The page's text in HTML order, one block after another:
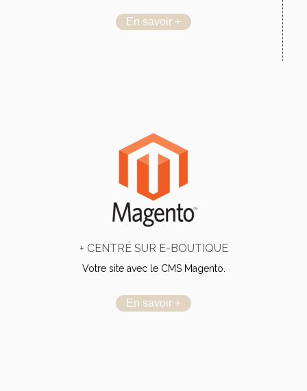
En savoir +
+ CENTRÉ SUR E-BOUTIQUE
Votre site avec le CMS Magento.
En savoir +